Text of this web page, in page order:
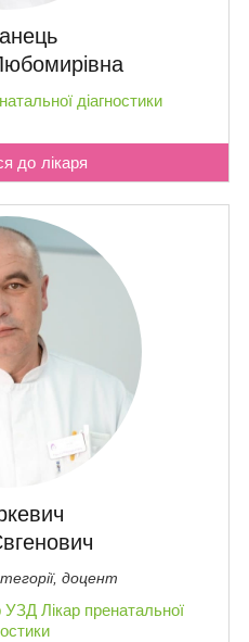
діагностики
до лікаря
доцент
УЗД Лікар пренатальної